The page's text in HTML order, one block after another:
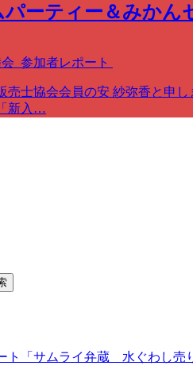
ーティー＆みかん
参加者レポート
売士協会会員の安 紗弥香と申
新入…
ト「サムライ弁蔵 水ぐわし売